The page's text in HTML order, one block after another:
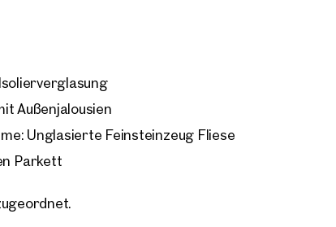
Außenjalousien
Unglasierte Feinsteinzeug Fliese
Parkett